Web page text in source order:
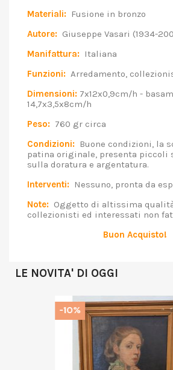
Materiali: Fusione in bronzo
Autore: Giuseppe Vasari (1934-
Manifattura: Italiana
Funzioni: Arredamento,
Dimensioni: 7x12x0,9cm/h -
14,7x3,5x8cm/h
Peso: 760 gr circa
Condizioni: Buone condizioni, la
patina originale, presenta piccoli
sulla doratura e argentatura.
Interventi: Nessuno, pronta da
Note: Oggetto di altissima
collezionisti ed interessati non
Buon Acquisto!
LE NOVITA' DI OGGI
-10%